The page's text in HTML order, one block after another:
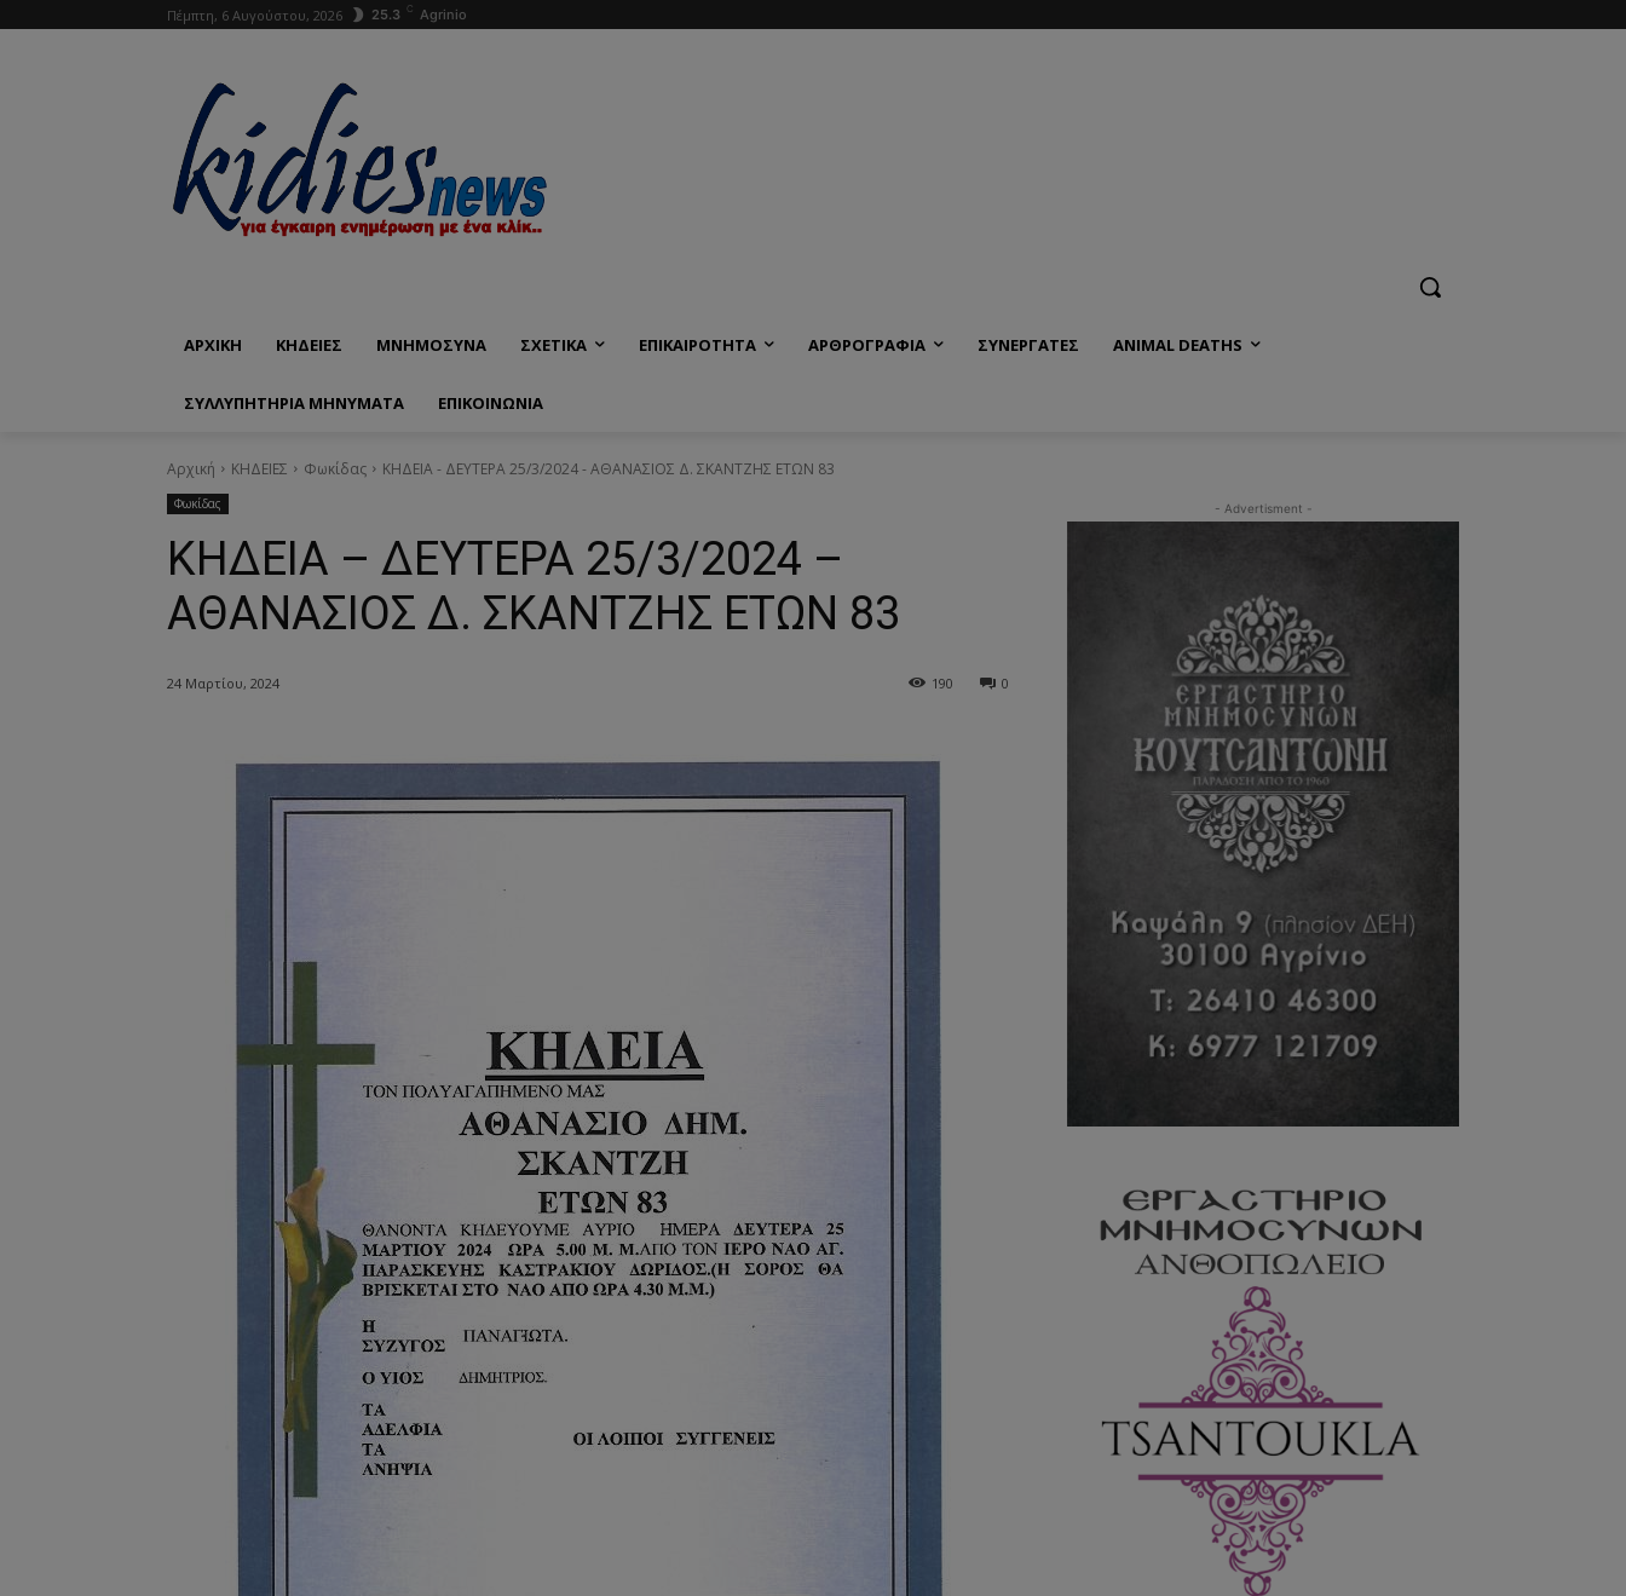
Πέμπτη, 6 Αυγούστου, 2026 25.3 C Agrinio
ΑΡΧΙΚΗ ΚΗΔΕΙΕΣ ΜΝΗΜΟΣΥΝΑ ΣΧΕΤΙΚΑ ΕΠΙΚΑΙΡΟΤΗΤΑ ΑΡΘΡΟΓΡΑΦΙΑ ΣΥΝΕΡΓΑΤΕΣ ANIMAL DEATHS
ΣΥΛΛΥΠΗΤΗΡΙΑ ΜΗΝΥΜΑΤΑ ΕΠΙΚΟΙΝΩΝΊΑ
Αρχική ΚΗΔΕΙΕΣ Φωκίδας ΚΗΔΕΙΑ - ΔΕΥΤΕΡΑ 25/3/2024 - ΑΘΑΝΑΣΙΟΣ Δ. ΣΚΑΝΤΖΗΣ ΕΤΩΝ 83
Φωκίδας
ΚΗΔΕΙΑ – ΔΕΥΤΕΡΑ 25/3/2024 –
ΑΘΑΝΑΣΙΟΣ Δ. ΣΚΑΝΤΖΗΣ ΕΤΩΝ 83
24 Μαρτίου, 2024 0
190
- Advertisment -